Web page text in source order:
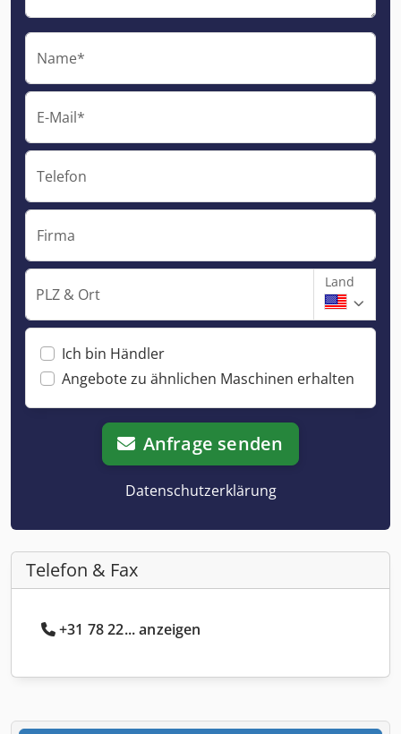
Name*
E-Mail*
Telefon
Firma
PLZ & Ort
Land
Ich bin Händler
Angebote zu ähnlichen Maschinen erhalten
Anfrage senden
Datenschutzerklärung
Telefon & Fax
+31 78 22... anzeigen